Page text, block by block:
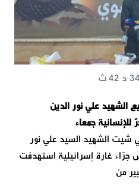
الشهيد علي نور الدين
جمعاء
شيت الشهيد السيد علي نور
جرّاء غارة إسرائيلية استهدفت
من